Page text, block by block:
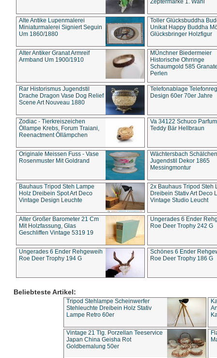
Zeptermarke 1. Wahl
Alte Antike Lupenmalerei
Miniaturmalerei Signiert Seguin
Um 1860/1880
Toller Glücksbuddha
Unikat Happy Buddha
Glücksbringer Holzfigur
Alter Antiker Granat Armreif
Armband Um 1900/1910
MÜnchner Biedermeier
Historische Ohrringe
Schaumgold 585
Perlen
Rar Historismus Jugendstil
Drache Dragon Vase Dog Relief
Scene Art Nouveau 1880
Telefonablage
Design 60er 70er Jahre
Zodiac - Tierkreiszeichen
Öllampe Krebs, Forum Traiani,
Reenactment Öllämpchen
Va 34122 Schuco
Teddy Bär Hellbraun
Originale Meissen Fuss - Vase
Rosenmuster Mit Goldrand
Wächtersbach Schälchen
Jugendstil Dekor 1865
Messingmontur
Bauhaus Tripod Steh Lampe
Holz Dreibein Spot Art Deco
Vintage Design Leuchte
2x Bauhaus Tripod Steh
Dreibein Stativ Art Deco
Vintage Studio Leucht
Alter Großer Barometer 21 Cm
Mit Holzfassung, Glas
Geschliffen Vintage 5319 19
Ungerades 6 Ender
Roe Deer Trophy 242 G
Ungerades 6 Ender Rehgeweih
Roe Deer Trophy 194 G
Schönes 6 Ender
Roe Deer Trophy 186 G
Beliebteste Artikel:
Tripod Stehlampe Scheinwerfer
Stehleuchte Dreibein Holz Stativ
Lampe Retro 60er
Vintage 21 Tlg. Porzellan Teeservice
Japan China Geisha Rot
Goldbemalung 50er